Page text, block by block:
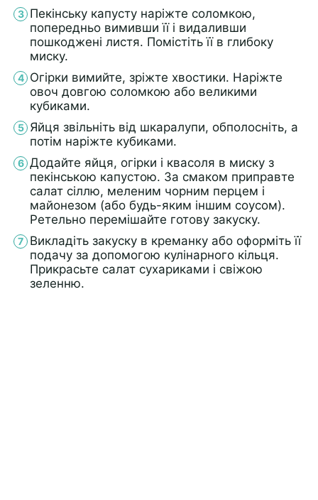
Пекінську капусту наріжте соломкою,
попередньо вимивши її і видаливши
пошкоджені листя. Помістіть її в глибоку
миску.
Огірки вимийте, зріжте хвостики. Наріжте
овоч довгою соломкою або великими
кубиками.
Яйця звільніть від шкаралупи, обполосніть, а
потім наріжте кубиками.
Додайте яйця, огірки і квасоля в миску з
пекінською капустою. За смаком приправте
салат сіллю, меленим чорним перцем і
майонезом (або будь-яким іншим соусом).
Ретельно перемішайте готову закуску.
Викладіть закуску в креманку або оформіть її
подачу за допомогою кулінарного кільця.
Прикрасьте салат сухариками і свіжою
зеленню.